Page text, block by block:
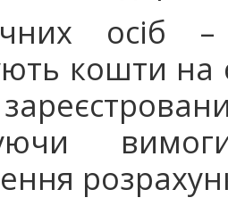
осіб –
кошти на